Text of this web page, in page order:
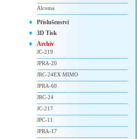
Alcoma
Příslušenství
3D Tisk
Archiv
JC-219
JPRA-20
JRC-24EX MIMO
JPRA-60
JRC-24
JC-217
JPC-11
JPRA-17